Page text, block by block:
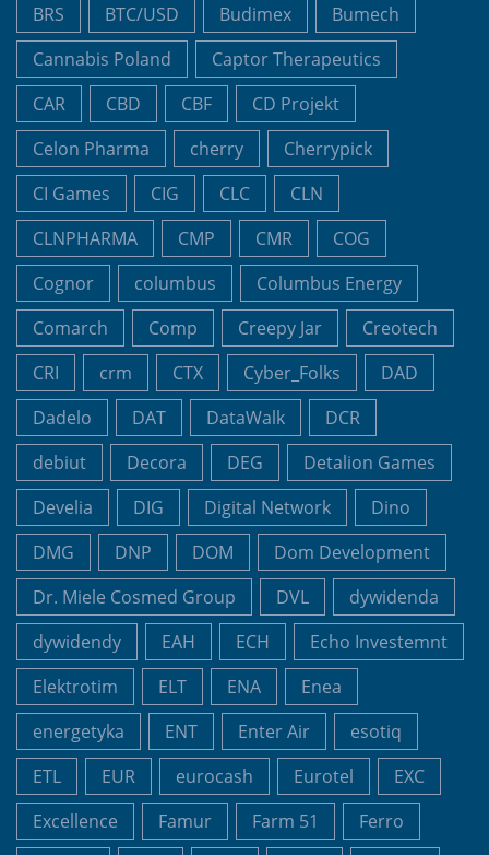
BRS
BTC/USD Budimex
Bumech
Cannabis Poland
Captor Therapeutics
CAR
CBD CBF
CD Projekt
Celon Pharma
cherry
Cherrypick
CI Games
CIG CLC
CLN
CLNPHARMA
CMP CMR
COG
Cognor
columbus
Columbus Energy
Comarch
Comp Creepy Jar
Creotech
CRI
crm CTX Cyber_Folks
DAD
Dadelo
DAT DataWalk
DCR
debiut
Decora DEG
Detalion Games
Develia
DIG Digital Network
Dino
DMG
DNP DOM
Dom Development
Dr. Miele Cosmed Group
DVL
dywidenda
dywidendy
EAH ECH
Echo Investemnt
Elektrotim
ELT ENA
Enea
energetyka
ENT Enter Air
esotiq
ETL
EUR eurocash Eurotel
EXC
Excellence
Famur Farm 51
Ferro